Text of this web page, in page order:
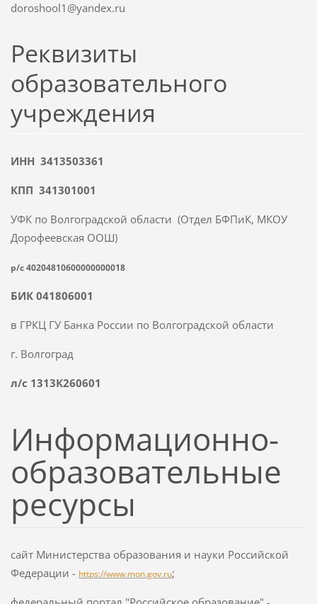
doroshool1@yandex.ru
Реквизиты
образовательного
учреждения
ИНН 3413503361
КПП 341301001
УФК по Волгоградской области (Отдел БФПиК, МКОУ
Дорофеевская ООШ)
р/с 40204810600000000018
БИК 041806001
в ГРКЦ ГУ Банка России по Волгоградской области
г. Волгоград
л/с 1313К260601
Информационно-
образовательные
ресурсы
сайт Министерства образования и науки Российской
Федерации - https://www.mon.gov.ru;